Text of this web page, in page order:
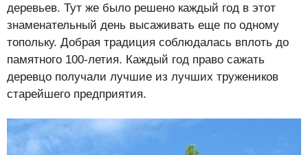
деревьев. Тут же было решено каждый год в этот
знаменательный день высаживать еще по одному
топольку. Добрая традиция соблюдалась вплоть до
памятного 100-летия. Каждый год право сажать
деревцо получали лучшие из лучших тружеников
старейшего предприятия.